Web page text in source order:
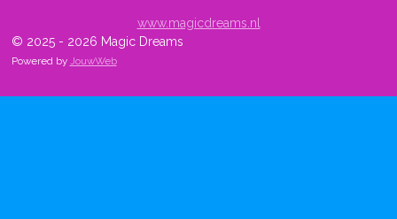
www.magicdreams.nl
© 2025 - 2026 Magic Dreams
Powered by JouwWeb